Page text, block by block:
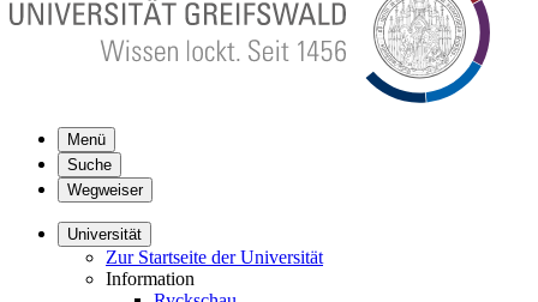
Menü
Suche
Wegweiser
Universität
Zur Startseite der Universität
Information